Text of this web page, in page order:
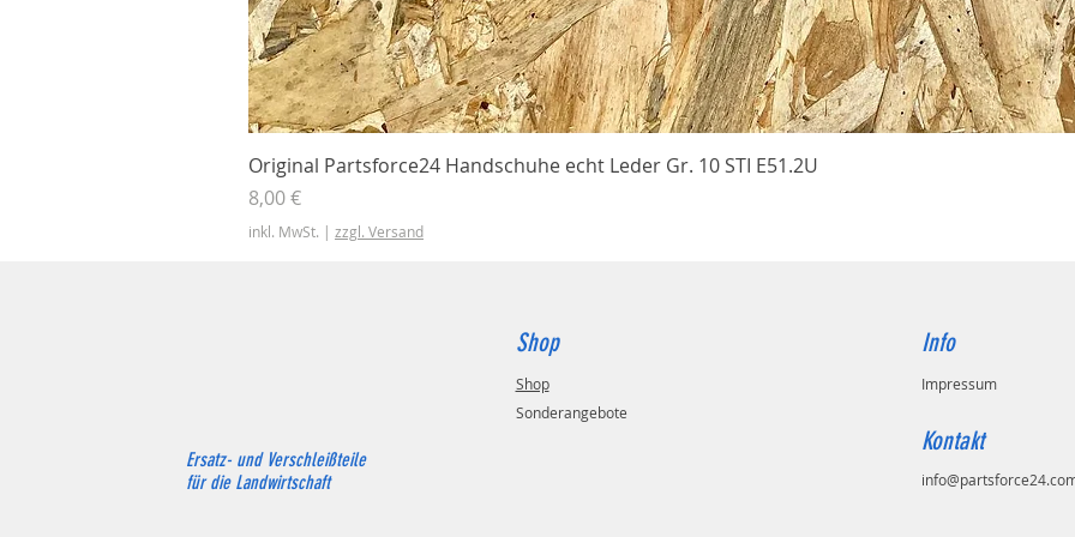
Schnellansicht
Original Partsforce24 Handschuhe echt Leder Gr. 10 STI E51.2U
Preis
8,00 €
inkl. MwSt. | zzgl. Versand
Shop
Shop
Sonderangebote
Info
Impressum
Kontakt
Ersatz- und Verschleißteile
für die Landwirtschaft